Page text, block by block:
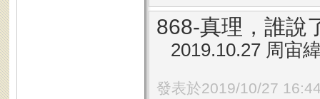
868-真理，誰說
2019.10.27 周宙
發表於2019/10/27